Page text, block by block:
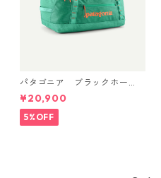
パタゴニア ブラックホー
ル・ダッフル 40L Aqua Ston
e 49339 日本正規品
¥20,900
5%OFF